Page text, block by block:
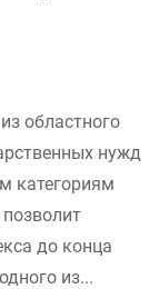
областного
нужд
категориям
до конца
из...